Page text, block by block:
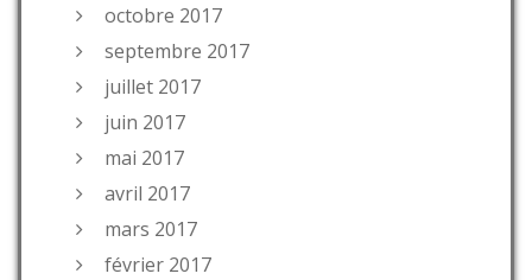
octobre 2017
septembre 2017
juillet 2017
juin 2017
mai 2017
avril 2017
mars 2017
février 2017